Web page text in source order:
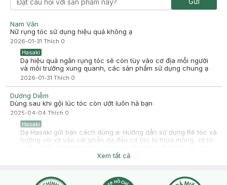
Nam Văn
Nữ rụng tóc sử dụng hiệu quả không ạ
2026-01-31 Thích 0
Hasaki
Dạ hiệu quả ngăn rụng tóc sẽ còn tùy vào cơ địa mỗi người
và môi trường xung quanh, các sản phẩm sử dụng chung ạ
2026-01-31 Thích 0
Dương Diễm
Dùng sau khi gội lúc tóc còn ướt luôn hả bạn
2025-04-04 Thích 0
Hasaki
Dạ Hasaki gửi bạn cách dùng ạ: Hướng dẫn sử dụng Rẽ tóc và
hướng vòi xịt vào sát phần da đầu có tóc bị thưa mỏng, xịt từ
chân tóc. Khuyên dùng với các vị trí chấm vàng để sản phẩm
khi tóc còn ẩm nhé, đừng để quá ướt nhé.
Xem tất cả